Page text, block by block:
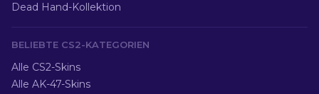
Dead Hand-Kollektion
BELIEBTE CS2-KATEGORIEN
Alle CS2-Skins
Alle AK-47-Skins